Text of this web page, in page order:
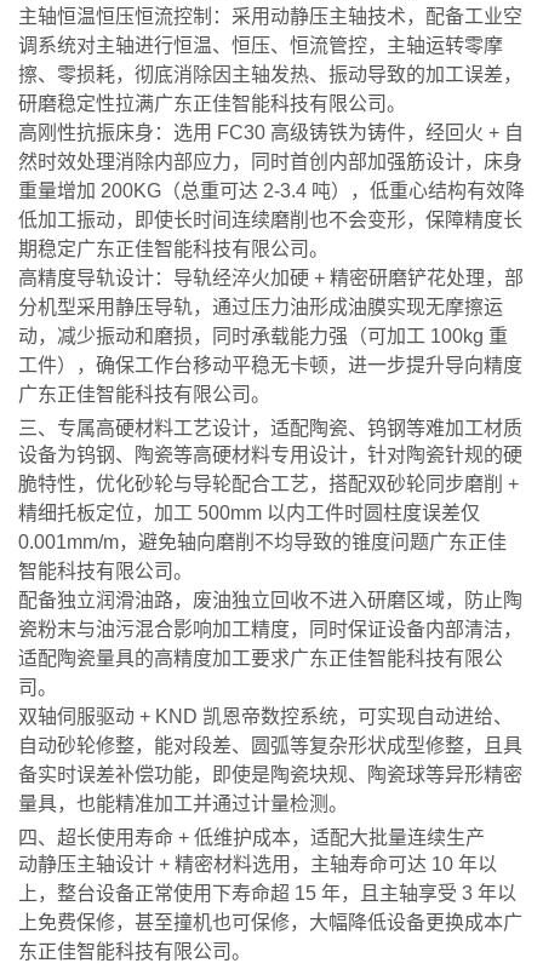
主轴恒温恒压恒流控制：采用动静压主轴技术，配备工业空
调系统对主轴进行恒温、恒压、恒流管控，主轴运转零摩
擦、零损耗，彻底消除因主轴发热、振动导致的加工误差，
研磨稳定性拉满广东正佳智能科技有限公司。
高刚性抗振床身：选用 FC30 高级铸铁为铸件，经回火 + 自
然时效处理消除内部应力，同时首创内部加强筋设计，床身
重量增加 200KG（总重可达 2-3.4 吨），低重心结构有效降
低加工振动，即使长时间连续磨削也不会变形，保障精度长
期稳定广东正佳智能科技有限公司。
高精度导轨设计：导轨经淬火加硬 + 精密研磨铲花处理，部
分机型采用静压导轨，通过压力油形成油膜实现无摩擦运
动，减少振动和磨损，同时承载能力强（可加工 100kg 重
工件），确保工作台移动平稳无卡顿，进一步提升导向精度
广东正佳智能科技有限公司。
三、专属高硬材料工艺设计，适配陶瓷、钨钢等难加工材质
设备为钨钢、陶瓷等高硬材料专用设计，针对陶瓷针规的硬
脆特性，优化砂轮与导轮配合工艺，搭配双砂轮同步磨削 +
精细托板定位，加工 500mm 以内工件时圆柱度误差仅
0.001mm/m，避免轴向磨削不均导致的锥度问题广东正佳
智能科技有限公司。
配备独立润滑油路，废油独立回收不进入研磨区域，防止陶
瓷粉末与油污混合影响加工精度，同时保证设备内部清洁，
适配陶瓷量具的高精度加工要求广东正佳智能科技有限公
司。
双轴伺服驱动 + KND 凯恩帝数控系统，可实现自动进给、
自动砂轮修整，能对段差、圆弧等复杂形状成型修整，且具
备实时误差补偿功能，即使是陶瓷块规、陶瓷球等异形精密
量具，也能精准加工并通过计量检测。
四、超长使用寿命 + 低维护成本，适配大批量连续生产
动静压主轴设计 + 精密材料选用，主轴寿命可达 10 年以
上，整台设备正常使用下寿命超 15 年，且主轴享受 3 年以
上免费保修，甚至撞机也可保修，大幅降低设备更换成本广
东正佳智能科技有限公司。